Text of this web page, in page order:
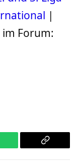
|
Forum:
Copy